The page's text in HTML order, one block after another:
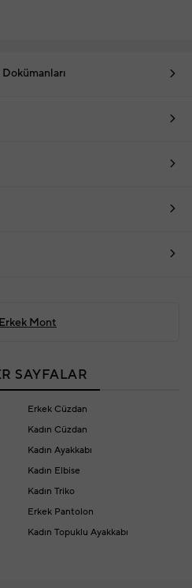
Erkek Mont
SAYFALAR
Erkek Cüzdan
Kadın Cüzdan
Kadın Ayakkabı
Kadın Elbise
Kadın Triko
Erkek Pantolon
Kadın Topuklu Ayakkabı